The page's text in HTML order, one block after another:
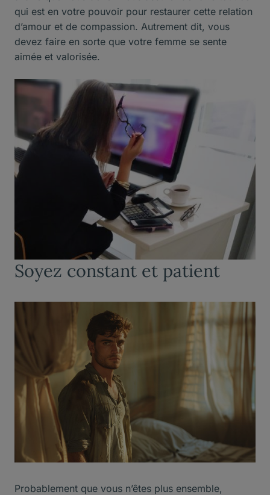
qui est en votre pouvoir pour restaurer cette relation
d’amour et de compassion. Autrement dit, vous
devez faire en sorte que votre femme se sente
aimée et valorisée.
Soyez constant et patient
Probablement que vous n’êtes plus ensemble,